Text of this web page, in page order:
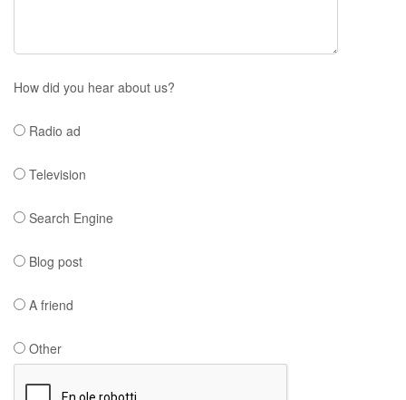
How did you hear about us?
Radio ad
Television
Search Engine
Blog post
A friend
Other